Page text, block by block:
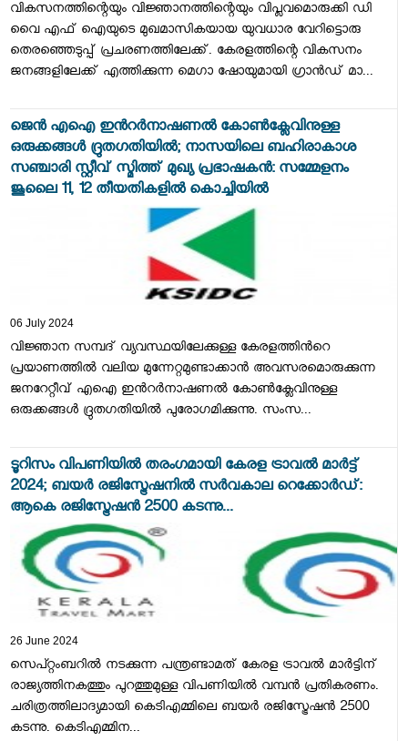
വികസനത്തിന്റെയും വിജ്ഞാനത്തിന്റെയും വിപ്ലവമൊരുക്കി ഡി
വൈ എഫ് ഐയുടെ മുഖമാസികയായ യുവധാര വേറിട്ടൊരു
തെരഞ്ഞെടുപ്പ് പ്രചരണത്തിലേക്ക്. കേരളത്തിന്റെ വികസനം
ജനങ്ങളിലേക്ക് എത്തിക്കുന്ന മെഗാ ഷോയുമായി ഗ്രാൻഡ് മാ...
ജെന്‍ എഐ ഇന്‍റര്‍നാഷണല്‍ കോണ്‍ക്ലേവിനുള്ള
ഒരുക്കങ്ങള്‍ ദ്രുതഗതിയില്‍; നാസയിലെ ബഹിരാകാശ
സഞ്ചാരി സ്റ്റീവ് സ്മിത്ത് മുഖ്യ പ്രഭാഷകന്‍: സമ്മേളനം
ജൂലൈ 11, 12 തീയതികളില്‍ കൊച്ചിയില്‍
06 July 2024
വിജ്ഞാന സമ്പദ് വ്യവസ്ഥയിലേക്കുള്ള കേരളത്തിന്‍റെ
പ്രയാണത്തില്‍ വലിയ മുന്നേറ്റമുണ്ടാക്കാന്‍ അവസരമൊരുക്കുന്ന
ജനറേറ്റീവ് എഐ ഇന്‍റര്‍നാഷണല്‍ കോണ്‍ക്ലേവിനുള്ള
ഒരുക്കങ്ങള്‍ ദ്രുതഗതിയില്‍ പുരോഗമിക്കുന്നു. സംസ...
ടൂറിസം വിപണിയില്‍ തരംഗമായി കേരള ട്രാവല്‍ മാര്‍ട്ട്
2024; ബയര്‍ രജിസ്ട്രേഷനില്‍ സര്‍വകാല റെക്കോര്‍ഡ്:
ആകെ രജിസ്ട്രേഷന്‍ 2500 കടന്നു...
26 June 2024
സെപ്റ്റംബറില്‍ നടക്കുന്ന പന്ത്രണ്ടാമത് കേരള ട്രാവല്‍ മാര്‍ട്ടിന്
രാജ്യത്തിനകത്തും പുറത്തുമുള്ള വിപണിയില്‍ വമ്പന്‍ പ്രതികരണം.
ചരിത്രത്തിലാദ്യമായി കെടിഎമ്മിലെ ബയര്‍ രജിസ്ട്രേഷന്‍ 2500
കടന്നു. കെടിഎമ്മിന...